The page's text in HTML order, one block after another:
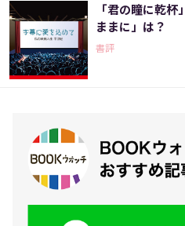
「君の瞳に乾
ままに」は？
書評